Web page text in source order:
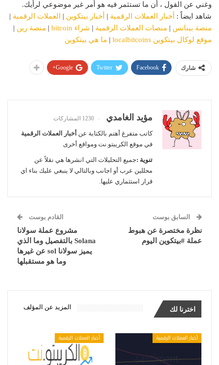
وغني عن القول ، أن ما تستثمر فيه هو أمر غير موضوعي لرأيك.
شاهد ايضاً : أخبار العملات الرقمية | أخبار بيتكوين | العملات الرقمية |
منصة بينانس | منصات العملات الرقمية | شراء bitcoin | منصة رين |
موقع لوكال بيتكوين localbitcoins
| ما هي بيتكوين
شارك Facebook
Twitter
Google+
مؤيد الغامدي 1230 المشاركات
كاتب متفرغ أهتم بالكتابة عن أخبار العملات الرقمية
في موقع الكريبتو.نت ومواقع أخرى
تنوية :جميع التحليلات التي انشرها هي نقلاً عن
محللين عرب أو اجانب وبالتالي لا ينبغي عليك بناء اي
قرار استثماري عليها.
السابق بوست
نظرة مختصرة عن هبوط
عملة #بيتكوين اليوم
القادم بوست
مشروع عملة سولانا
Solana بالتفصيل وما الذي
يميز سولانا sol عن غيرها
وما هو مستقبلها
اخترنا لك المزيد عن المؤلف
أخبار العملات الرقمية أخبار العملات الرقمية